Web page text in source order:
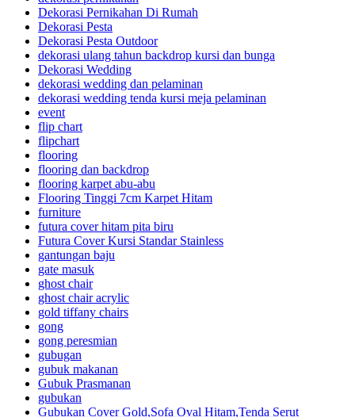
Dekorasi Pernikahan Di Rumah
Dekorasi Pesta
Dekorasi Pesta Outdoor
dekorasi ulang tahun backdrop kursi dan bunga
Dekorasi Wedding
dekorasi wedding dan pelaminan
dekorasi wedding tenda kursi meja pelaminan
event
flip chart
flipchart
flooring
flooring dan backdrop
flooring karpet abu-abu
Flooring Tinggi 7cm Karpet Hitam
furniture
futura cover hitam pita biru
Futura Cover Kursi Standar Stainless
gantungan baju
gate masuk
ghost chair
ghost chair acrylic
gold tiffany chairs
gong
gong peresmian
gubugan
gubuk makanan
Gubuk Prasmanan
gubukan
Gubukan Cover Gold,Sofa Oval Hitam,Tenda Serut